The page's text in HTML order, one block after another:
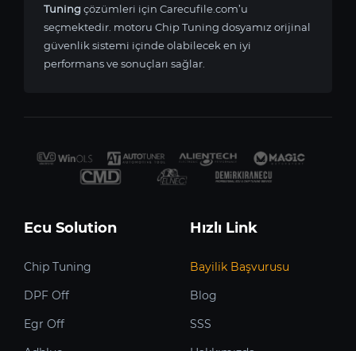
Tuningçözümleri için Carecufile.com’u
seçmektedir. motoru Chip Tuning dosyamız orijinal
güvenlik sistemi içinde olabilecek en iyi
performans ve sonuçları sağlar.
Ecu Solution
Chip Tuning
DPF Off
Egr Off
Hızlı Link
Bayilik Başvurusu
Blog
SSS